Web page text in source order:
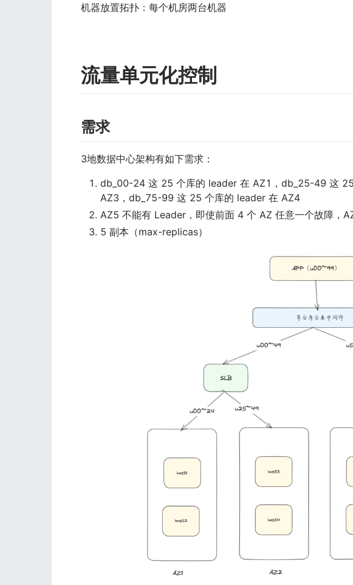
机器放置拓扑：每个机房两台机器
流量单元化控制
需求
3地数据中心架构有如下需求：
db_00-24 这 25 个库的 leader 在 AZ1，db_25-49 这
AZ3，db_75-99 这 25 个库的 leader 在 AZ4
AZ5 不能有 Leader，即使前面 4 个 AZ 任意一个故障，
5 副本（max-replicas）